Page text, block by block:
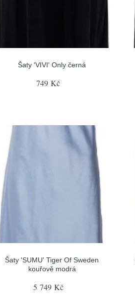
Šaty 'VIVI' Only černá
749 Kč
Šaty 'SUMU' Tiger Of Sweden
kouřově modrá
5 749 Kč